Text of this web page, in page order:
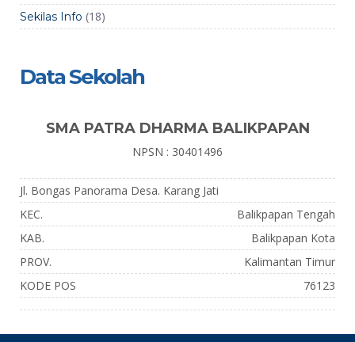
Sekilas Info (18)
Data Sekolah
SMA PATRA DHARMA BALIKPAPAN
NPSN : 30401496
Jl. Bongas Panorama Desa. Karang Jati
KEC.
Balikpapan Tengah
KAB.
Balikpapan Kota
PROV.
Kalimantan Timur
KODE POS
76123